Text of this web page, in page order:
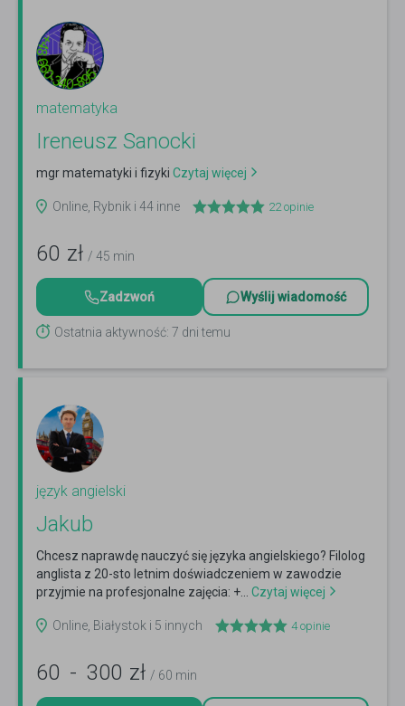
matematyka
Ireneusz Sanocki
mgr matematyki i fizyki Czytaj więcej
Online, Rybnik i 44 inne 22opinie
60 zł / 45 min
Zadzwoń Wyślij wiadomość
Ostatnia aktywność: 7 dni temu
język angielski
Jakub
Chcesz naprawdę nauczyć się języka angielskiego? Filolog
anglista z 20-sto letnim doświadczeniem w zawodzie
przyjmie na profesjonalne zajęcia: +... Czytaj więcej
Online, Białystok i 5 innych 4opinie
60 - 300 zł / 60 min